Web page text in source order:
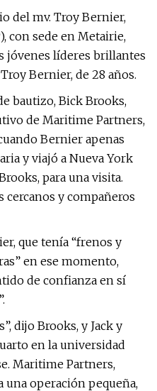
del mv. Troy Bernier,
con sede en Metairie,
jóvenes líderes brillantes
Bernier, de 28 años.
bautizo, Bick Brooks,
de Maritime Partners,
Bernier apenas
y viajó a Nueva York
para una visita.
y compañeros
que tenía “frenos y
en ese momento,
de confianza en sí
dijo Brooks, y Jack y
en la universidad
Maritime Partners,
una operación pequeña,